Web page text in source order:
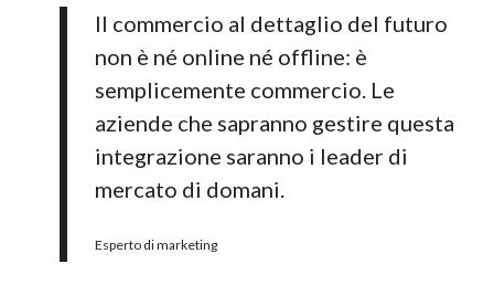
Il commercio al dettaglio del futuro
non è né online né offline: è
semplicemente commercio. Le
aziende che sapranno gestire questa
integrazione saranno i leader di
mercato di domani.
Esperto di marketing